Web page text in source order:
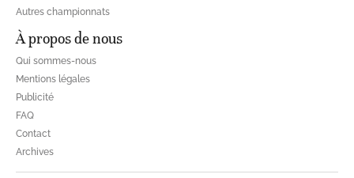
Autres championnats
À propos de nous
Qui sommes-nous
Mentions légales
Publicité
FAQ
Contact
Archives